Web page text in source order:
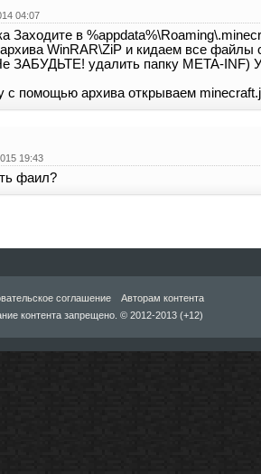
04:07
Заходите в
WinRAR\ZiP и кидаем все файлы
ЗАБУДЬТЕ! удалить папку META-INF)
с помощью архива открываем
19:43
фаил?
соглашение
Авторам контента
контента запрещено. © 2012-2013 (+12)